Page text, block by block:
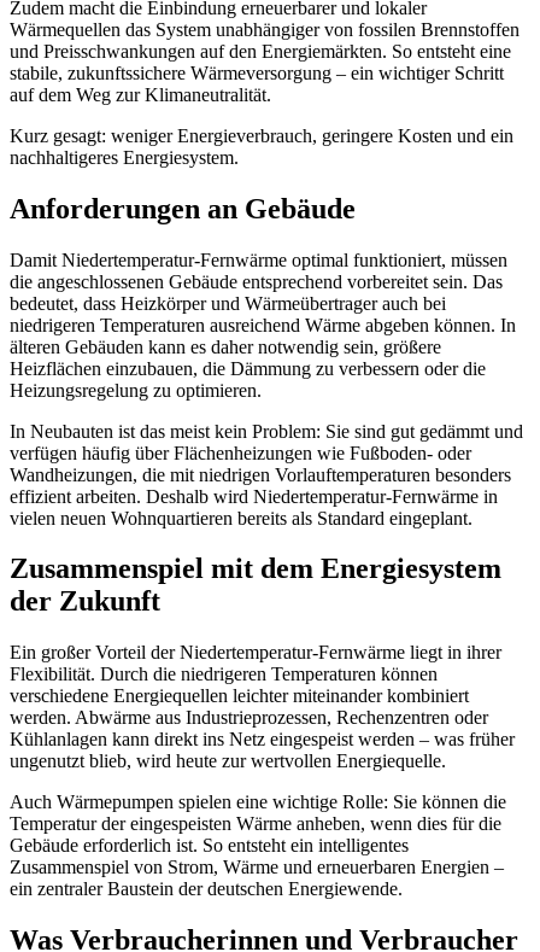
Zudem macht die Einbindung erneuerbarer und lokaler
Wärmequellen das System unabhängiger von fossilen Brennstoffen
und Preisschwankungen auf den Energiemärkten. So entsteht eine
stabile, zukunftssichere Wärmeversorgung – ein wichtiger Schritt
auf dem Weg zur Klimaneutralität.
Kurz gesagt: weniger Energieverbrauch, geringere Kosten und ein
nachhaltigeres Energiesystem.
Anforderungen an Gebäude
Damit Niedertemperatur-Fernwärme optimal funktioniert, müssen
die angeschlossenen Gebäude entsprechend vorbereitet sein. Das
bedeutet, dass Heizkörper und Wärmeübertrager auch bei
niedrigeren Temperaturen ausreichend Wärme abgeben können. In
älteren Gebäuden kann es daher notwendig sein, größere
Heizflächen einzubauen, die Dämmung zu verbessern oder die
Heizungsregelung zu optimieren.
In Neubauten ist das meist kein Problem: Sie sind gut gedämmt und
verfügen häufig über Flächenheizungen wie Fußboden- oder
Wandheizungen, die mit niedrigen Vorlauftemperaturen besonders
effizient arbeiten. Deshalb wird Niedertemperatur-Fernwärme in
vielen neuen Wohnquartieren bereits als Standard eingeplant.
Zusammenspiel mit dem Energiesystem
der Zukunft
Ein großer Vorteil der Niedertemperatur-Fernwärme liegt in ihrer
Flexibilität. Durch die niedrigeren Temperaturen können
verschiedene Energiequellen leichter miteinander kombiniert
werden. Abwärme aus Industrieprozessen, Rechenzentren oder
Kühlanlagen kann direkt ins Netz eingespeist werden – was früher
ungenutzt blieb, wird heute zur wertvollen Energiequelle.
Auch Wärmepumpen spielen eine wichtige Rolle: Sie können die
Temperatur der eingespeisten Wärme anheben, wenn dies für die
Gebäude erforderlich ist. So entsteht ein intelligentes
Zusammenspiel von Strom, Wärme und erneuerbaren Energien –
ein zentraler Baustein der deutschen Energiewende.
Was Verbraucherinnen und Verbraucher